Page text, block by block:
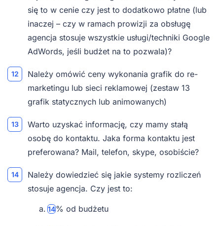
się to w cenie czy jest to dodatkowo płatne (lub
inaczej – czy w ramach prowizji za obsługę
agencja stosuje wszystkie usługi/techniki Google
AdWords, jeśli budżet na to pozwala)?
Należy omówić ceny wykonania grafik do re-
marketingu lub sieci reklamowej (zestaw 13
grafik statycznych lub animowanych)
Warto uzyskać informację, czy mamy stałą
osobę do kontaktu. Jaka forma kontaktu jest
preferowana? Mail, telefon, skype, osobiście?
Należy dowiedzieć się jakie systemy rozliczeń
stosuje agencja. Czy jest to:
% od budżetu